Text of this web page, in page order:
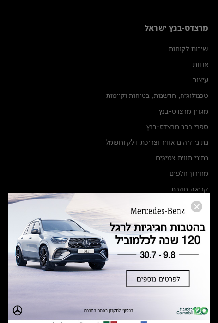
מרצדס-בנץ ישראל
שירות לקוחות
אודות
עיצוב
טכנולוגיה, חדשנות, בטיחות וקיימות
מגזין מרצדס-בנץ
ספרי רכב מרצדס-בנץ
נתוני זיהום אוויר וצריכת דלק וחשמל
נתוני תווית צמיגים
מחירון חלפים
קריאה חוזרת
הודעה על הטבות לרכבי מרצדס בהסדר פשרה בתצ 56447-02-19
תקנון ימי מכירות 120 לכלמוביל
מצאו אותנו
אולמות תצוגה
מרכזי שירות